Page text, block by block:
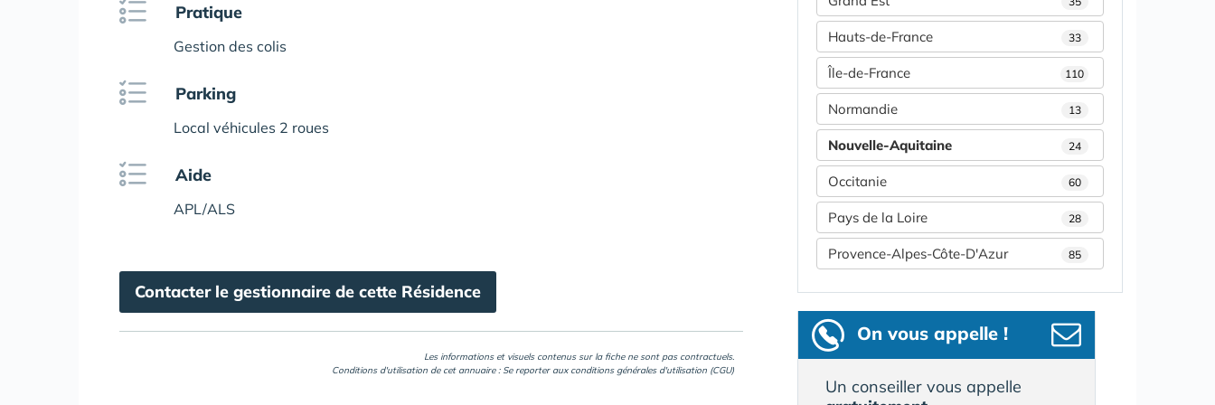
Pratique
Gestion des colis
Parking
Local véhicules 2 roues
Aide
APL/ALS
Contacter le gestionnaire de cette Résidence
Les informations et visuels contenus sur la fiche ne sont pas contractuels.
Conditions d'utilisation de cet annuaire : Se reporter aux conditions générales d'utilisation (CGU)
Hauts-de-France 33
Île-de-France 110
Normandie 13
Nouvelle-Aquitaine 24
Occitanie 60
Pays de la Loire 28
Provence-Alpes-Côte-D'Azur 85
On vous appelle !
Un conseiller vous appelle